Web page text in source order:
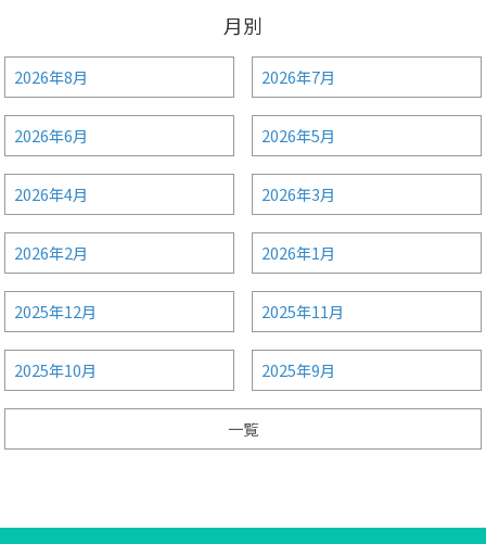
月別
2026年8月 2026年7月
2026年6月 2026年5月
2026年4月 2026年3月
2026年2月 2026年1月
2025年12月 2025年11月
2025年10月 2025年9月
一覧